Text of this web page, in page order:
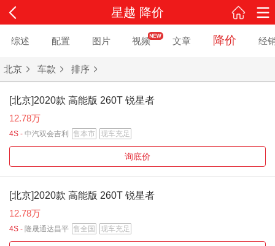
星越 降价
综述 配置 图片 视频 文章 降价 经
北京 车款 排序
[北京]2020款 高能版 260T 锐星者
12.78万
4S - 中汽双会吉利 售本市 现车充足
询底价
[北京]2020款 高能版 260T 锐星者
12.78万
4S - 隆晟通达昌平 售全国 现车充足